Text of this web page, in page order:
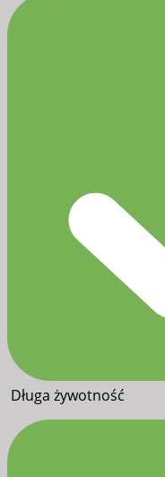
Długa żywotność